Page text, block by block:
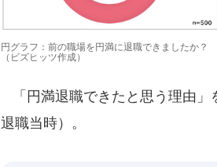
円グラフ：前の職場を円満に退職できましたか？
（ビズヒッツ作成）
「円満退職できたと思う理由」
退職当時）。